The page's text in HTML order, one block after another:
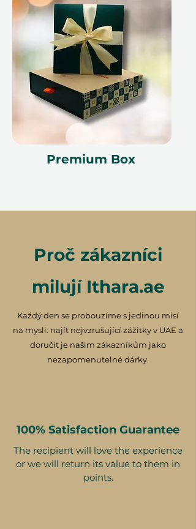
Premium Box
Proč zákazníci
milují Ithara.ae
Každý den se probouzíme s jedinou misí
na mysli: najít nejvzrušující zážitky v UAE a
doručit je našim zákazníkům jako
nezapomenutelné dárky.
100% Satisfaction Guarantee
The recipient will love the experience
or we will return its value to them in
points.